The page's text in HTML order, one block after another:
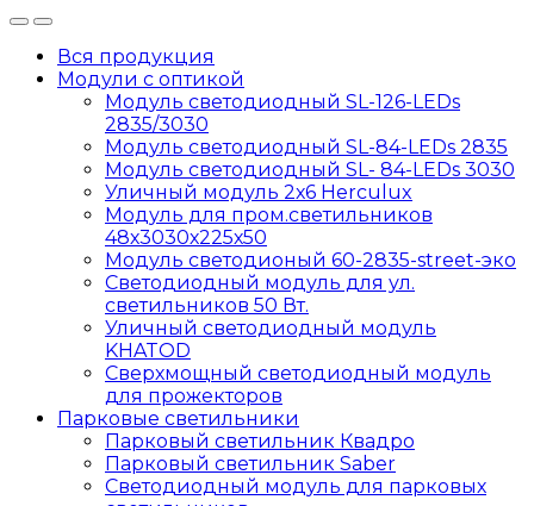
Вся продукция
Модули с оптикой
Модуль светодиодный SL-126-LEDs
2835/3030
Модуль светодиодный SL-84-LEDs 2835
Модуль светодиодный SL- 84-LEDs 3030
Уличный модуль 2х6 Herculux
Модуль для пром.светильников
48х3030х225х50
Модуль светодионый 60-2835-street-эко
Светодиодный модуль для ул.
светильников 50 Вт.
Уличный светодиодный модуль
KHATOD
Сверхмощный светодиодный модуль
для прожекторов
Парковые светильники
Парковый светильник Квадро
Парковый светильник Saber
Светодиодный модуль для парковых